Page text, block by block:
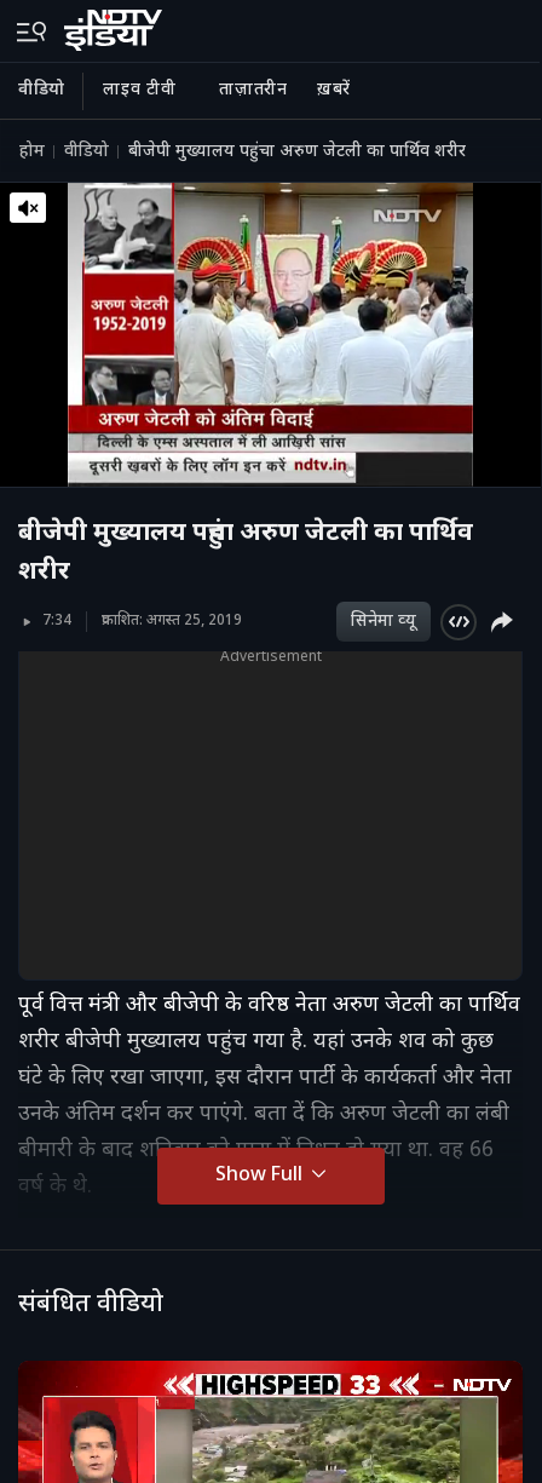
वीडियो लाइव टीवी ताज़ातरीन ख़बरें
होम वीडियो बीजेपी मुख्यालय पहुंचा अरुण जेटली का पार्थिव शरीर
बीजेपी मुख्यालय पहुंचा अरुण जेटली का पार्थिव
शरीर
7:34 प्रकाशित: अगस्त 25, 2019 सिनेमा व्‍यू
Advertisement
पूर्व वित्त मंत्री और बीजेपी के वरिष्ठ नेता अरुण जेटली का पार्थिव
शरीर बीजेपी मुख्यालय पहुंच गया है. यहां उनके शव को कुछ
घंटे के लिए रखा जाएगा, इस दौरान पार्टी के कार्यकर्ता और नेता
उनके अंतिम दर्शन कर पाएंगे. बता दें कि अरुण जेटली का लंबी
बीमारी के बाद शनिवार को एम्स में निधन हो गया था. वह 66
वर्ष के थे.
Show Full
संबंधित वीडियो